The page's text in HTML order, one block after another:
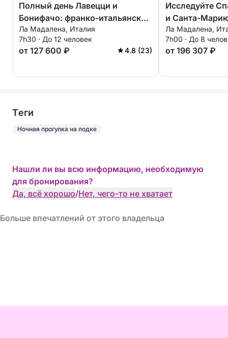
Полный день Лавецци и
Бонифачо: франко-итальянское
островное приключение
Ла Мадалена, Италия
7h30 · До 12 человек
от 127 600 ₽ 4.8 (23)
Исследуйте
и Санта-
39.
Ла Мадалена,
7h00 · До 8
от 196 307 ₽
Tеги
Ночная прогулка на лодке
Нашли ли вы всю информацию, необходимую
для бронирования?
Да, всё хорошо/Нет, чего-то не хватает
Больше впечатлений от этого владельца